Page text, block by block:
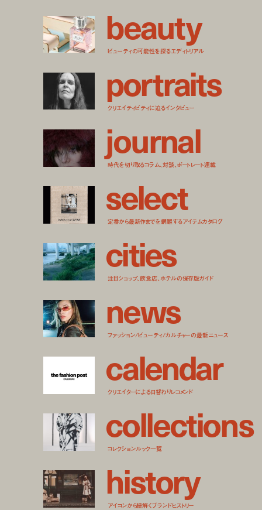
beauty
ビューティの可能性を探るエディトリアル
portraits
クリエイティビティに迫るインタビュー
journal
時代を切り取るコラム、対談、ポートレート連載
select
定番から最新作までを網羅するアイテムカタログ
cities
注目ショップ、飲食店、ホテルの保存版ガイド
news
ファッション/ビューティ/カルチャーの最新ニュース
calendar
クリエイターによる日替わりレコメンド
collections
コレクションルック一覧
history
アイコンから紐解くブランドヒストリー